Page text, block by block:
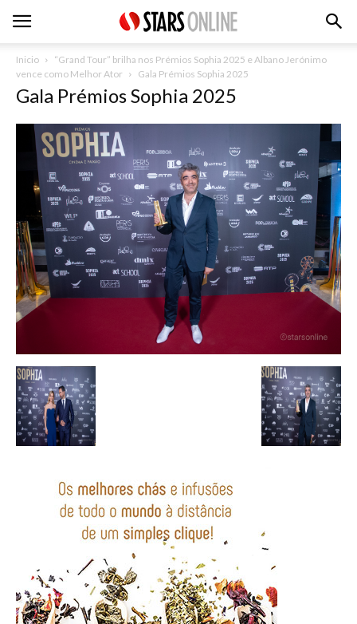
Inicio
“Grand Tour” brilha nos Prémios Sophia 2025 e Albano Jerónimo
vence como Melhor Ator
Gala Prémios Sophia 2025
Gala Prémios Sophia 2025